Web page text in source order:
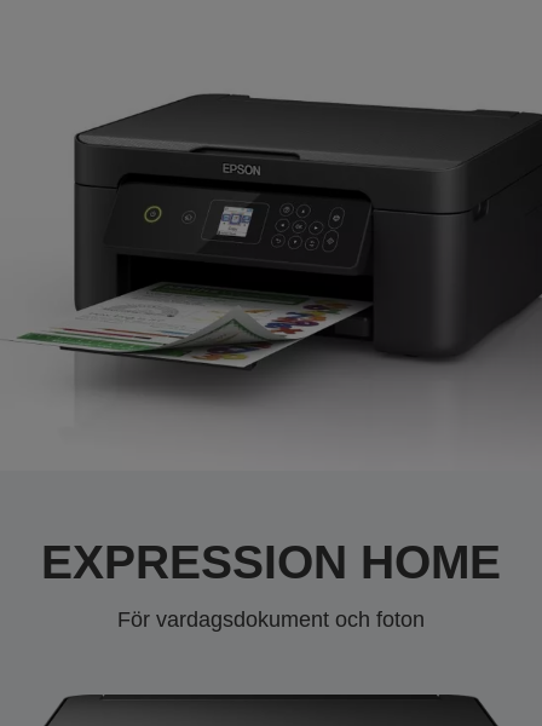
EXPRESSION HOME
För vardagsdokument och foton